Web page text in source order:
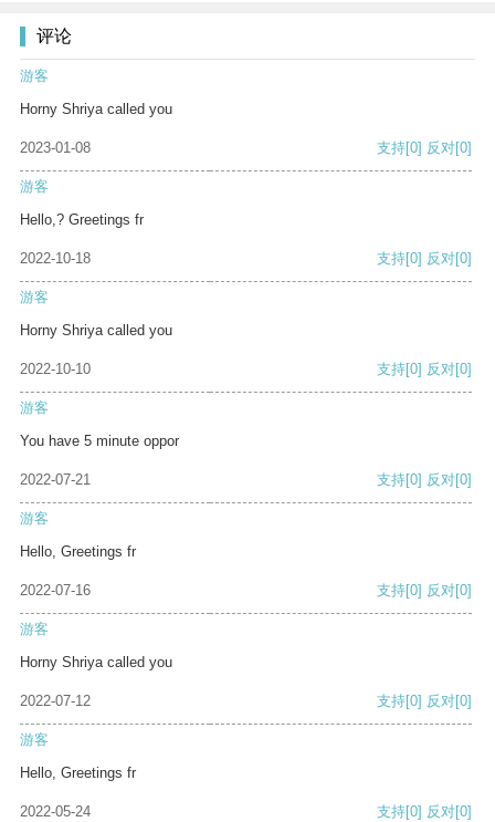
评论
游客
Horny Shriya called you
2023-01-08 支持[0] 反对[0]
游客
Hello,? Greetings fr
2022-10-18 支持[0] 反对[0]
游客
Horny Shriya called you
2022-10-10 支持[0] 反对[0]
游客
You have 5 minute oppor
2022-07-21 支持[0] 反对[0]
游客
Hello, Greetings fr
2022-07-16 支持[0] 反对[0]
游客
Horny Shriya called you
2022-07-12 支持[0] 反对[0]
游客
Hello, Greetings fr
2022-05-24 支持[0] 反对[0]